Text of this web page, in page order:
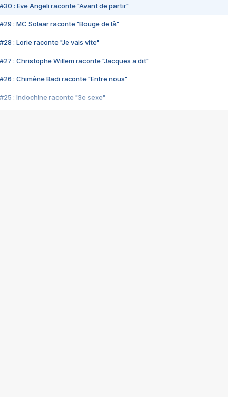
#30 : Eve Angeli raconte "Avant de partir"
#29 : MC Solaar raconte "Bouge de là"
#28 : Lorie raconte "Je vais vite"
#27 : Christophe Willem raconte "Jacques a dit"
#26 : Chimène Badi raconte "Entre nous"
#25 : Indochine raconte "3e sexe"